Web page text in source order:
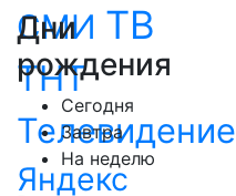
СМИ ТВ
ТНТ
Телевидение
Яндекс
Дни
рождения
Сегодня
Завтра
На неделю